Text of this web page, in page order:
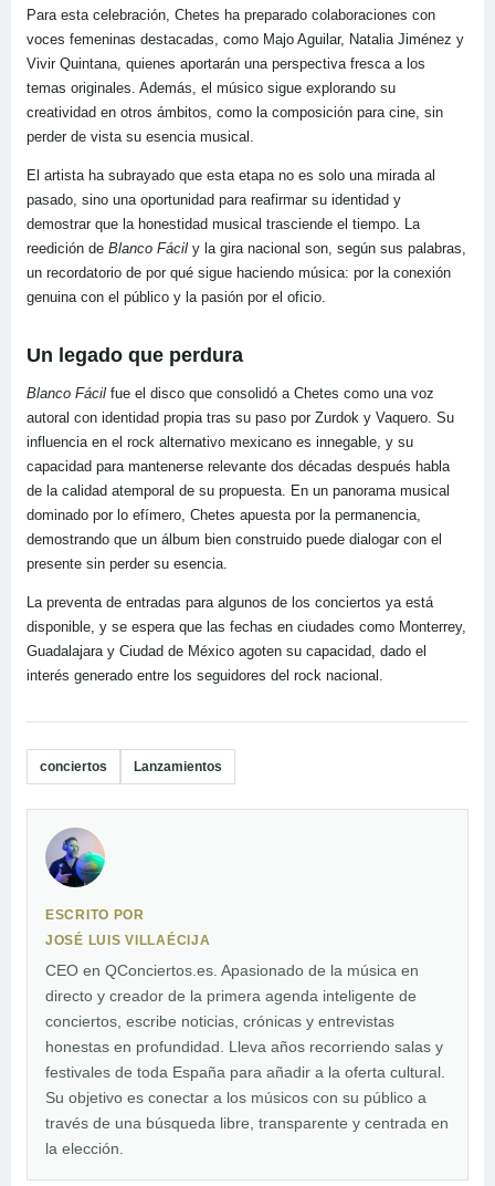
Para esta celebración, Chetes ha preparado colaboraciones con
voces femeninas destacadas, como Majo Aguilar, Natalia Jiménez y
Vivir Quintana, quienes aportarán una perspectiva fresca a los
temas originales. Además, el músico sigue explorando su
creatividad en otros ámbitos, como la composición para cine, sin
perder de vista su esencia musical.
El artista ha subrayado que esta etapa no es solo una mirada al
pasado, sino una oportunidad para reafirmar su identidad y
demostrar que la honestidad musical trasciende el tiempo. La
reedición de Blanco Fácil y la gira nacional son, según sus palabras,
un recordatorio de por qué sigue haciendo música: por la conexión
genuina con el público y la pasión por el oficio.
Un legado que perdura
Blanco Fácil fue el disco que consolidó a Chetes como una voz
autoral con identidad propia tras su paso por Zurdok y Vaquero. Su
influencia en el rock alternativo mexicano es innegable, y su
capacidad para mantenerse relevante dos décadas después habla
de la calidad atemporal de su propuesta. En un panorama musical
dominado por lo efímero, Chetes apuesta por la permanencia,
demostrando que un álbum bien construido puede dialogar con el
presente sin perder su esencia.
La preventa de entradas para algunos de los conciertos ya está
disponible, y se espera que las fechas en ciudades como Monterrey,
Guadalajara y Ciudad de México agoten su capacidad, dado el
interés generado entre los seguidores del rock nacional.
conciertos Lanzamientos
ESCRITO POR
JOSÉ LUIS VILLAÉCIJA
CEO en QConciertos.es. Apasionado de la música en
directo y creador de la primera agenda inteligente de
conciertos, escribe noticias, crónicas y entrevistas
honestas en profundidad. Lleva años recorriendo salas y
festivales de toda España para añadir a la oferta cultural.
Su objetivo es conectar a los músicos con su público a
través de una búsqueda libre, transparente y centrada en
la elección.